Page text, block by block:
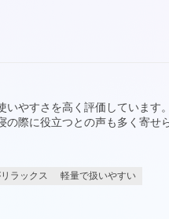
やすさを高く評価していま
際に役立つとの声も多く寄せ
ラックス
軽量で扱いやすい